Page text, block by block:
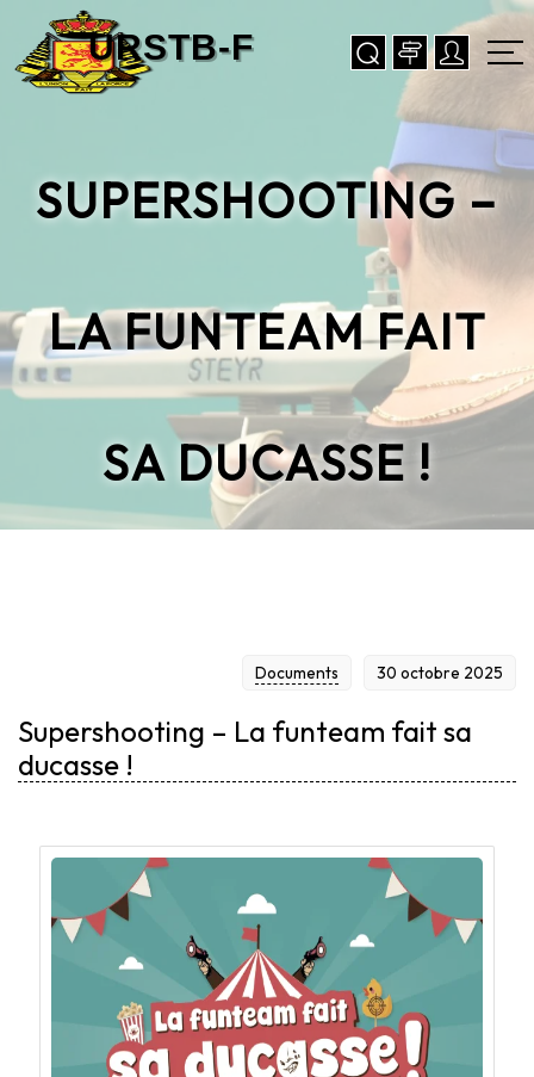
SUPERSHOOTING –
LA FUNTEAM FAIT
SA DUCASSE !
30 octobre 2025
Documents
Supershooting – La funteam fait sa
ducasse !